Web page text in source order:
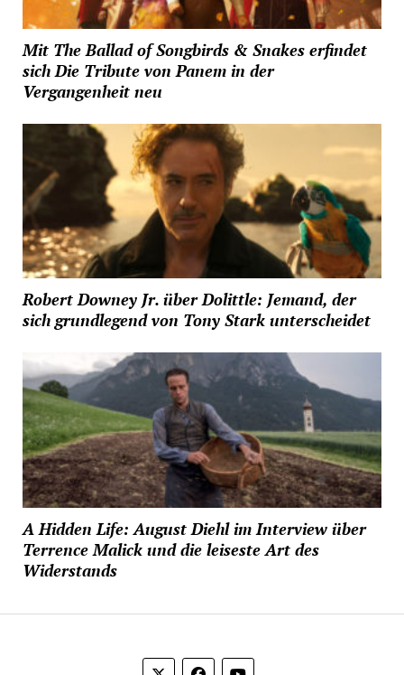
Mit The Ballad of Songbirds & Snakes erfindet
sich Die Tribute von Panem in der
Vergangenheit neu
Robert Downey Jr. über Dolittle: Jemand, der
sich grundlegend von Tony Stark unterscheidet
A Hidden Life: August Diehl im Interview über
Terrence Malick und die leiseste Art des
Widerstands